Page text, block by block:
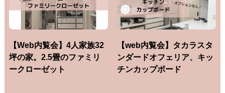
【Web内覧会】4人家族32
坪の家。2.5畳のファミリ
ークローゼット
【web内覧会】タカラスタ
ンダードオフェリア、キッ
チンカップボード